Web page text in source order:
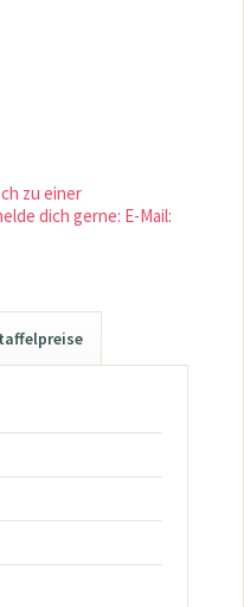
zu einer
dich gerne: E-Mail: